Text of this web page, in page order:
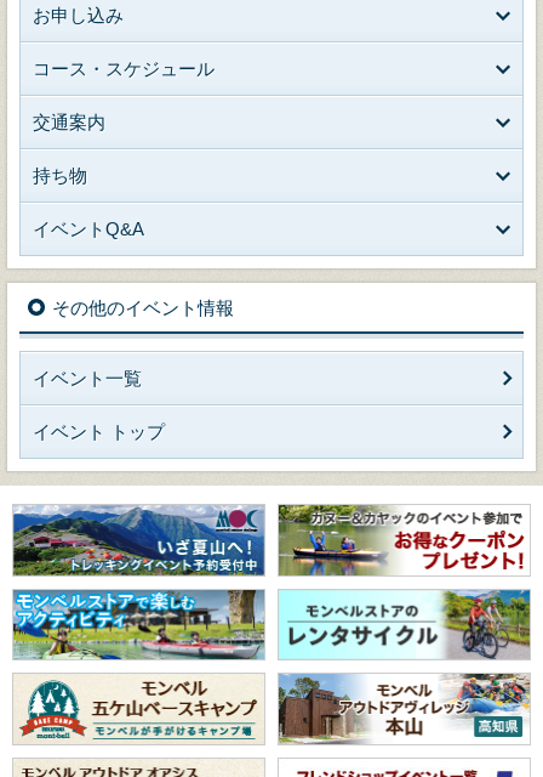
お申し込み
コース・スケジュール
交通案内
持ち物
イベントQ&A
その他のイベント情報
イベント一覧
イベント トップ